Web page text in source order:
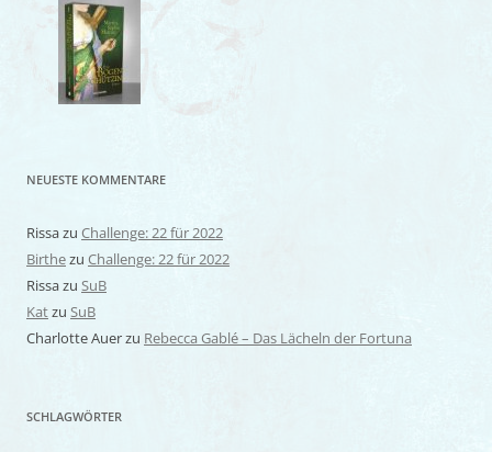
NEUESTE KOMMENTARE
Rissazu Challenge: 22 für 2022
Birthezu Challenge: 22 für 2022
Rissazu SuB
Katzu SuB
Charlotte Auerzu Rebecca Gablé – Das Lächeln der Fortuna
SCHLAGWÖRTER